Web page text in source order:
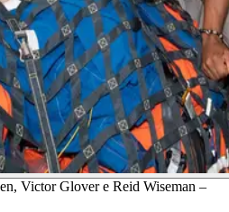
Victor Glover e Reid Wiseman –